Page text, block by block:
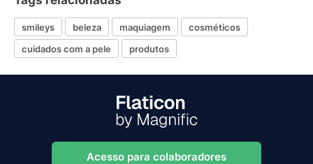
smileys beleza maquiagem
cosméticos
cuidados com a pele
produtos
Acesso para colaboradores